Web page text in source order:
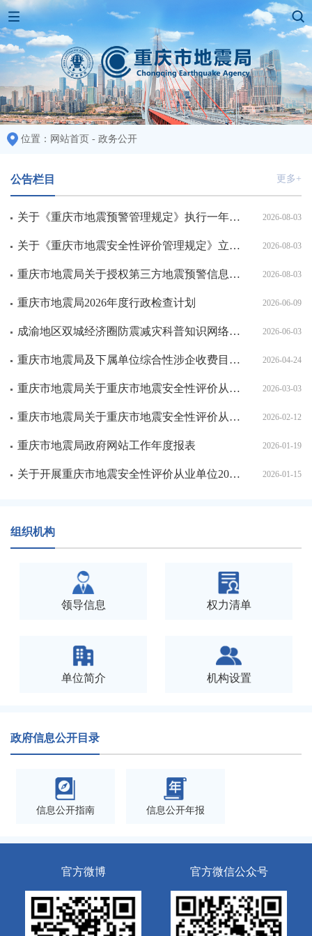
位置： 网站首页 - 政务公开
公告栏目 更多+
关于《重庆市地震预警管理规定》执行一年效果评估公开征求意见的公告 2026-08-03
关于《重庆市地震安全性评价管理规定》立法后评估公开征求意见的公告 2026-08-03
重庆市地震局关于授权第三方地震预警信息转发平台的公示 2026-08-03
重庆市地震局2026年度行政检查计划 2026-06-09
成渝地区双城经济圈防震减灾科普知识网络大赛圆满收官 2026-06-03
重庆市地震局及下属单位综合性涉企收费目录清单 2026-04-24
重庆市地震局关于重庆市地震安全性评价从业单位2025年度信用评价结果的公告 2026-03-03
重庆市地震局关于重庆市地震安全性评价从业单位2025年度信用评价结果的公示（2026年2月） 2026-02-12
重庆市地震局政府网站工作年度报表 2026-01-19
关于开展重庆市地震安全性评价从业单位2025年度信用评价工作的通知 2026-01-15
组织机构
领导信息 权力清单
单位简介 机构设置
政府信息公开目录
信息公开指南 信息公开年报
官方微博 官方微信公众号